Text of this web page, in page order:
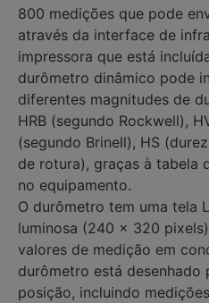
800 medições que pode
através da interface de
impressora que está
durômetro dinâmico pode
diferentes magnitudes de
HRB (segundo Rockwell),
(segundo Brinell), HS
de rotura), graças à tabela
no equipamento.
O durômetro tem uma tela
luminosa (240 x 320
valores de medição em
durômetro está desenhado
posição, incluindo